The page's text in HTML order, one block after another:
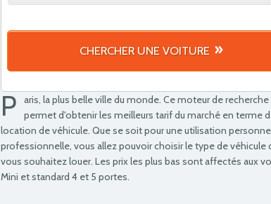
CHERCHER UNE VOITURE
P
aris, la plus belle ville du monde. Ce moteur de recherche
permet d'obtenir les meilleurs tarif du marché en terme
location de véhicule. Que se soit pour une utilisation
professionnelle, vous allez pouvoir choisir le type de véhicule
vous souhaitez louer. Les prix les plus bas sont affectés aux
Mini et standard 4 et 5 portes.